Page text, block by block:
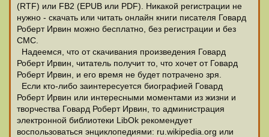
(RTF) или FB2 (EPUB или PDF). Никакой регистрации не
нужно - скачать или читать онлайн книги писателя Говард
Роберт Ирвин можно бесплатно, без регистрации и без
СМС.
Надеемся, что от скачивания произведения Говард
Роберт Ирвин, читатель получит то, что хочет от Говард
Роберт Ирвин, и его время не будет потрачено зря.
Если кто-либо заинтересуется биографией Говард
Роберт Ирвин или интересными моментами из жизни и
творчества Говард Роберт Ирвин, то администрация
электронной библиотеки LibOk рекомендует
воспользоваться энциклопедиями: ru.wikipedia.org или